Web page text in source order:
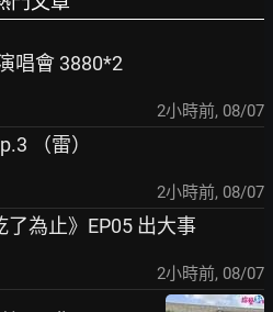
唱會 3880*2
2小時前, 08/07
（雷）
2小時前, 08/07
了為止》EP05 出大事
2小時前, 08/07